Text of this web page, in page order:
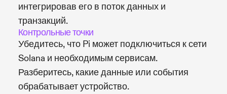
интегрировав его в поток данных и
транзакций.
Контрольные точки
Убедитесь, что Pi может подключиться к сети
Solana и необходимым сервисам.
Разберитесь, какие данные или события
обрабатывает устройство.